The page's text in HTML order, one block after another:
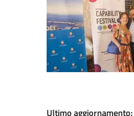
Ultimo aggiornamento: